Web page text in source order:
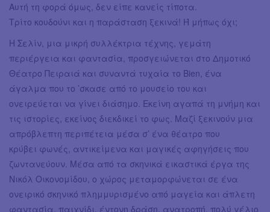
Αυτή τη φορά όμως, δεν είπε κανείς τίποτα.
Τρίτο κουδούνι και η παράσταση ξεκινά! Ή μήπως όχι;
Η Σελίν, μια μικρή συλλέκτρια τέχνης, γεμάτη
περιέργεια και φαντασία, προσγειώνεται στο Δημοτικό
Θέατρο Πειραιά και συναντά τυχαία το Bien, ένα
άγαλμα που το ’σκασε από το μουσείο του και
ονειρεύεται να γίνει διάσημο. Εκείνη αγαπά τη μνήμη και
τις ιστορίες, εκείνος διεκδικεί το φως. Μαζί ξεκινούν μια
απρόβλεπτη περιπέτεια μέσα σ’ ένα θέατρο που
κρύβει φωνές, αντικείμενα και μαγικές αφηγήσεις που
ζωντανεύουν. Μέσα από τα σκηνικά εικαστικά έργα της
Νικόλ Οικονομίδου, ο χώρος μεταμορφώνεται σε ένα
ονειρικό σκηνικό πλημμυρισμένο από μαγεία και άπλετη
φαντασία, παιχνίδι, έντονη δράση, ανατροπή, πολύ γέλιο